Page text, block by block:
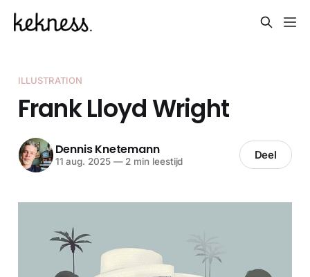
ILLUSTRATION
Frank Lloyd Wright
Dennis Knetemann
11 aug. 2025 —2 min leestijd Deel